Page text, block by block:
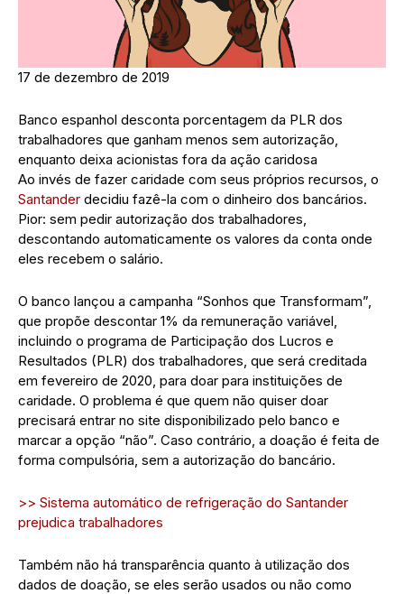
17 de dezembro de 2019
Banco espanhol desconta porcentagem da PLR dos
trabalhadores que ganham menos sem autorização,
enquanto deixa acionistas fora da ação caridosa
Ao invés de fazer caridade com seus próprios recursos, o
Santander decidiu fazê-la com o dinheiro dos bancários.
Pior: sem pedir autorização dos trabalhadores,
descontando automaticamente os valores da conta onde
eles recebem o salário.
O banco lançou a campanha “Sonhos que Transformam”,
que propõe descontar 1% da remuneração variável,
incluindo o programa de Participação dos Lucros e
Resultados (PLR) dos trabalhadores, que será creditada
em fevereiro de 2020, para doar para instituições de
caridade. O problema é que quem não quiser doar
precisará entrar no site disponibilizado pelo banco e
marcar a opção “não”. Caso contrário, a doação é feita de
forma compulsória, sem a autorização do bancário.
>> Sistema automático de refrigeração do Santander
prejudica trabalhadores
Também não há transparência quanto à utilização dos
dados de doação, se eles serão usados ou não como